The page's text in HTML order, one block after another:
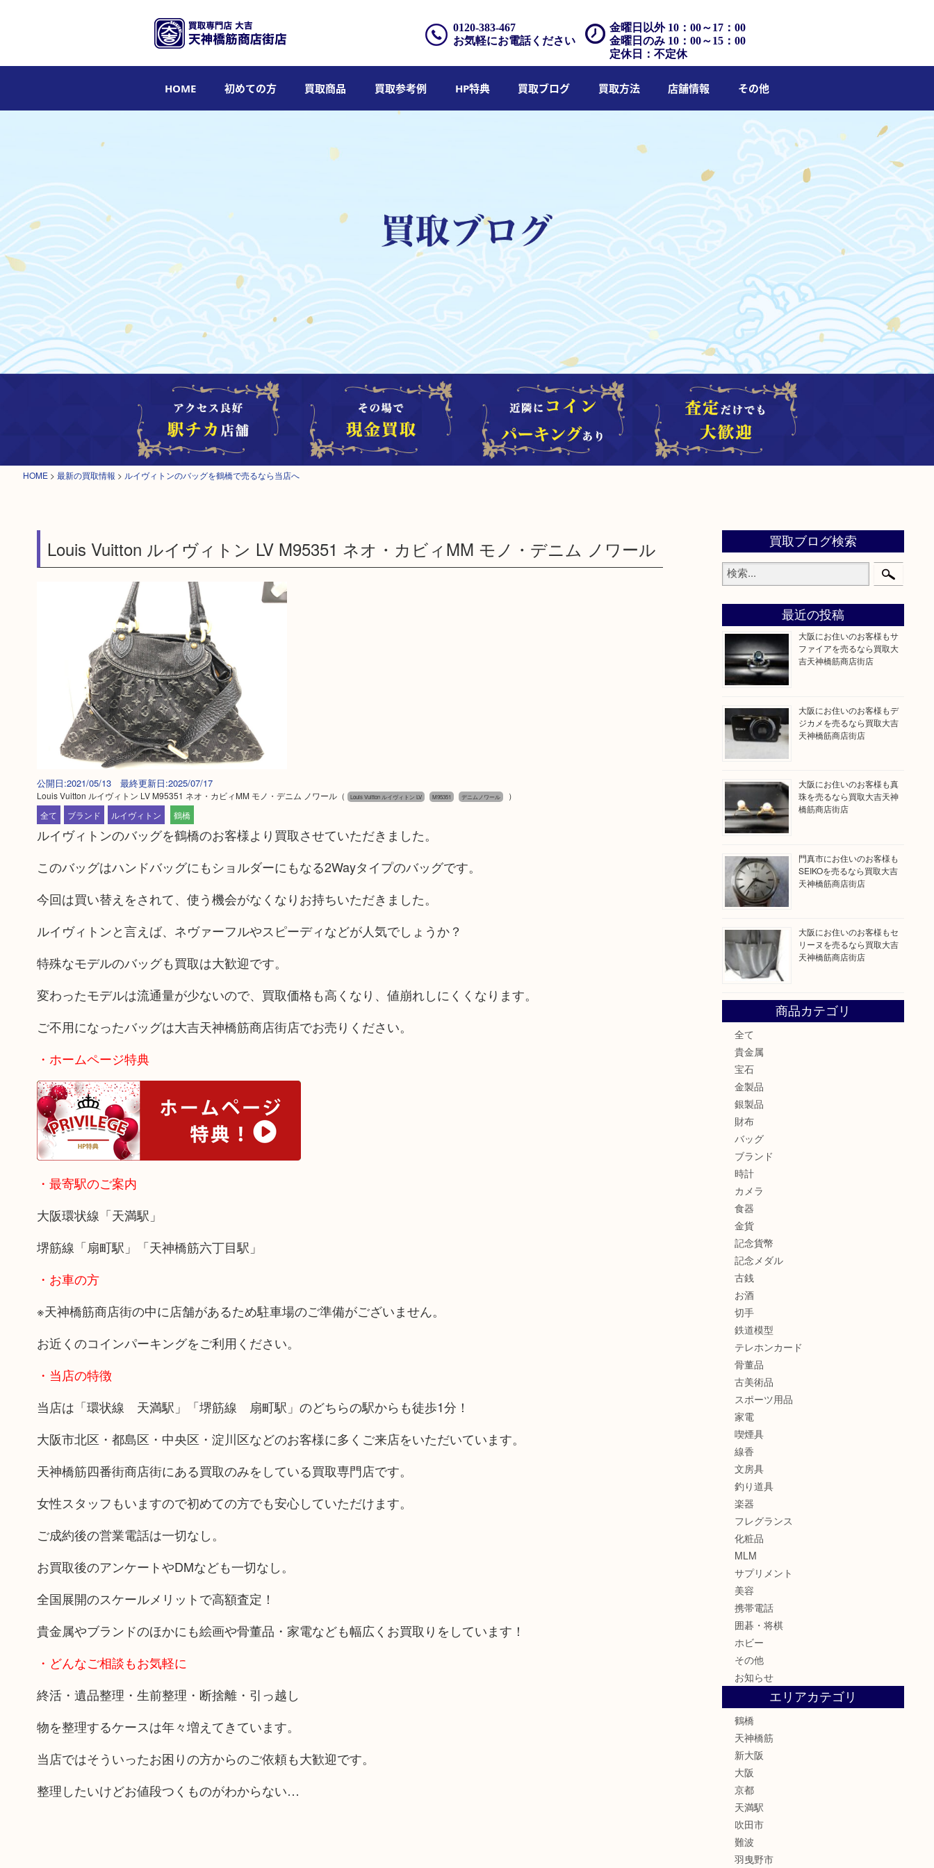
金曜日以外 10：00～17：00
金曜日のみ 10：00～15：00
定休日：不定休
0120-383-467
お気軽にお電話ください
HOME 初めての方 買取商品 買取参考例 HP特典 買取ブログ 買取方法 店舗情報 その他
HOME > 最新の買取情報 > ルイヴィトンのバッグを鶴橋で売るなら当店へ
Louis Vuitton ルイヴィトン LV M95351 ネオ・カビィMM モノ・デニム ノワール
公開日:2021/05/13 最終更新日:2025/07/17
Louis Vuitton ルイヴィトン LV M95351 ネオ・カビィMM モノ・デニム ノワール（ Louis Vuitton ルイヴィトン LV M95351 デニムノワール
）
全て
ブランド ルイヴィトン 鶴橋
ルイヴィトンのバッグを鶴橋のお客様より買取させていただきました。
このバッグはハンドバッグにもショルダーにもなる2Wayタイプのバッグです。
今回は買い替えをされて、使う機会がなくなりお持ちいただきました。
ルイヴィトンと言えば、ネヴァーフルやスピーディなどが人気でしょうか？
特殊なモデルのバッグも買取は大歓迎です。
変わったモデルは流通量が少ないので、買取価格も高くなり、値崩れしにくくなります。
ご不用になったバッグは大吉天神橋筋商店街店でお売りください。
・ホームページ特典
・最寄駅のご案内
大阪環状線「天満駅」
堺筋線「扇町駅」「天神橋筋六丁目駅」
・お車の方
※天神橋筋商店街の中に店舗があるため駐車場のご準備がございません。
お近くのコインパーキングをご利用ください。
・当店の特徴
当店は「環状線 天満駅」「堺筋線 扇町駅」のどちらの駅からも徒歩1分！
大阪市北区・都島区・中央区・淀川区などのお客様に多くご来店をいただいています。
天神橋筋四番街商店街にある買取のみをしている買取専門店です。
女性スタッフもいますので初めての方でも安心していただけます。
ご成約後の営業電話は一切なし。
お買取後のアンケートやDMなども一切なし。
全国展開のスケールメリットで高額査定！
貴金属やブランドのほかにも絵画や骨董品・家電なども幅広くお買取りをしています！
・どんなご相談もお気軽に
終活・遺品整理・生前整理・断捨離・引っ越し
物を整理するケースは年々増えてきています。
当店ではそういったお困りの方からのご依頼も大歓迎です。
整理したいけどお値段つくものがわからない…
買取ブログ検索
最近の投稿
大阪にお住いのお客様もサ
ファイアを売るなら買取大
吉天神橋筋商店街店
大阪にお住いのお客様もデ
ジカメを売るなら買取大吉
天神橋筋商店街店
大阪にお住いのお客様も真
珠を売るなら買取大吉天神
橋筋商店街店
門真市にお住いのお客様も
SEIKOを売るなら買取大吉
天神橋筋商店街店
大阪にお住いのお客様もセ
リーヌを売るなら買取大吉
天神橋筋商店街店
商品カテゴリ
全て
貴金属
宝石
金製品
銀製品
財布
バッグ
ブランド
時計
カメラ
食器
金貨
記念貨幣
記念メダル
古銭
お酒
切手
鉄道模型
テレホンカード
骨董品
古美術品
スポーツ用品
家電
喫煙具
線香
文房具
釣り道具
楽器
フレグランス
化粧品
MLM
サプリメント
美容
携帯電話
囲碁・将棋
ホビー
その他
お知らせ
エリアカテゴリ
鶴橋
天神橋筋
新大阪
大阪
京都
天満駅
吹田市
難波
羽曳野市